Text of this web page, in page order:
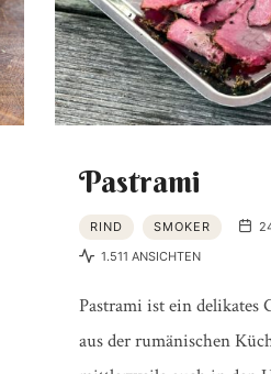
Pastrami
RIND SMOKER
1.511 ANSICHTEN
Pastrami ist ein delikates
aus der rumänischen